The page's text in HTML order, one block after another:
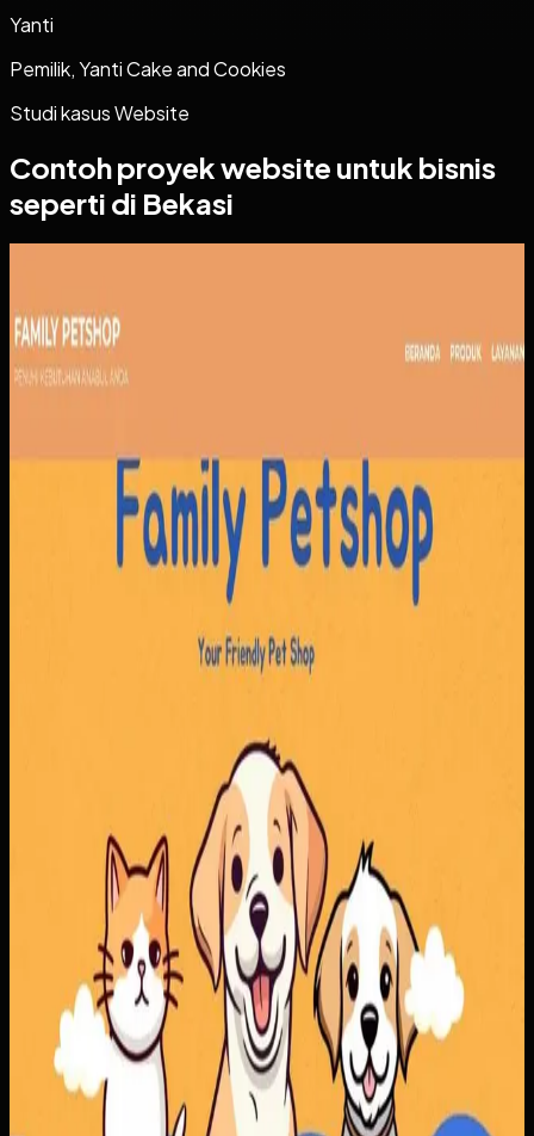
Yanti
Pemilik, Yanti Cake and Cookies
Studi kasusWebsite
Contoh proyekwebsite untuk bisnis
seperti di Bekasi
Family Petshop
Family Petshop
Pendapatan dari penjualan produk dan layanan tercatat
terpisah, sementara reservasi dan jadwal klinik masih rawan
bentrok. Tanpa sistem yang menyatukan pemesanan,
pembayaran, dan antrian, operasional menjadi berat di sisi
admin maupun pelanggan.
Kami membangun alur pemesanan yang menyatukan
produk dan reservasi layanan, lengkap dengan jadwal,
rapi, sementara pelanggan mendapatkan proses
pemesanan yang lebih jelas.
Baca studi kasus lengkap